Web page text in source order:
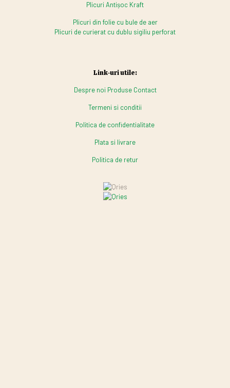
Plicuri Antișoc Kraft
Plicuri din folie cu bule de aer
Plicuri de curierat cu dublu sigiliu perforat
Link-uri utile:
Despre noi Produse Contact
Termeni si conditii
Politica de confidentialitate
Plata si livrare
Politica de retur